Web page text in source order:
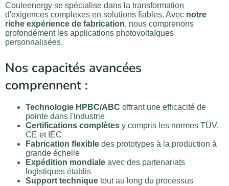
Couleenergy se spécialise dans la transformation
d'exigences complexes en solutions fiables. Avec notre
riche expérience de fabrication, nous comprenons
profondément les applications photovoltaïques
personnalisées.
Nos capacités avancées
comprennent :
Technologie HPBC/ABC offrant une efficacité de
pointe dans l'industrie
Certifications complètes y compris les normes TÜV,
CE et IEC
Fabrication flexible des prototypes à la production à
grande échelle
Expédition mondiale avec des partenariats
logistiques établis
Support technique tout au long du processus